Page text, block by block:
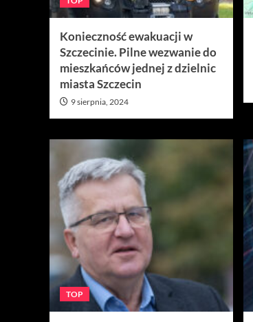
Konieczność ewakuacji w
Szczecinie. Pilne wezwanie do
mieszkańców jednej z dzielnic
miasta Szczecin
9 sierpnia, 2024
TOP